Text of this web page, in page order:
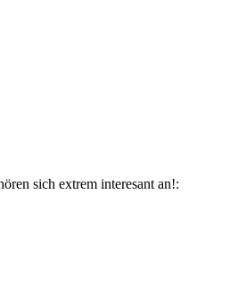
sich extrem interesant an!: